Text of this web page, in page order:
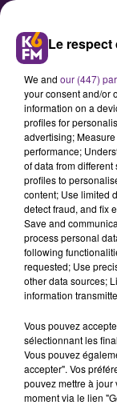
pour les
Le
ce mardi
Le
We and our (447)
your consent and/or
information on a
profiles for
advertising;
performance;
of data from
profiles to
content; Use limited
detect fraud, and fix
Save and
process personal
following
requested; Use
other data sources;
information
Vous pouvez
sélectionnant les
Vous pouvez
accepter". Vos
pouvez mettre à jour
moment via le lien